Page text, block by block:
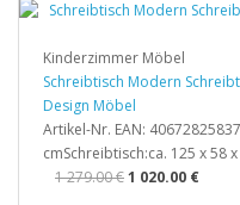
Kinderzimmer Möbel
Schreibtisch Modern
Design Möbel
Artikel-Nr. EAN:
cmSchreibtisch:ca. 125 x 58
1 279.00 €1 020.00 €